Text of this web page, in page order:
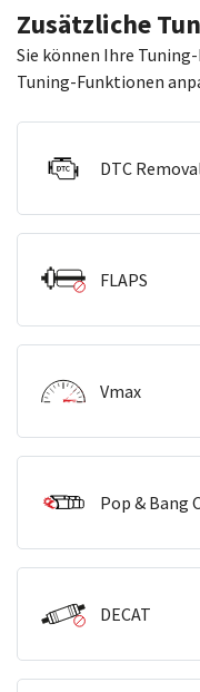
Zusätzliche
Sie können Ihre
Tuning-Funktionen
DTC
FLAPS
Vmax
Pop & Bang
DECAT